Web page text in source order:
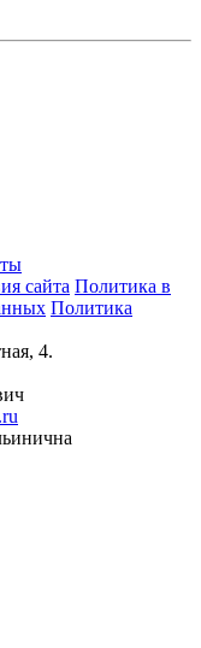
сайта Политика в
Политика
4.